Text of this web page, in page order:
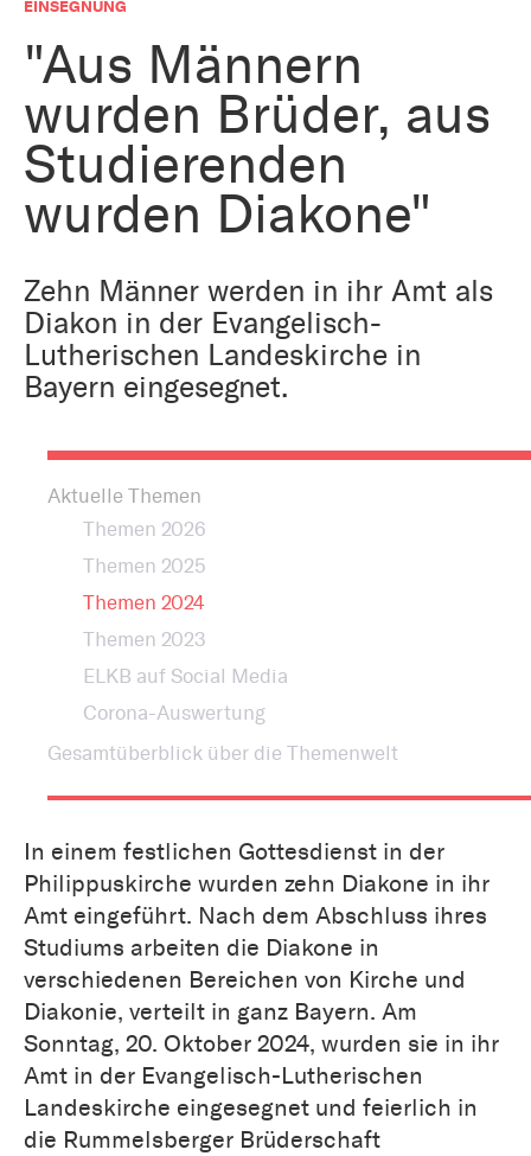
EINSEGNUNG
"Aus Männern
wurden Brüder, aus
Studierenden
wurden Diakone"
Zehn Männer werden in ihr Amt als
Diakon in der Evangelisch-
Lutherischen Landeskirche in
Bayern eingesegnet.
Aktuelle Themen
Themen 2026
Themen 2025
Themen 2024
Themen 2023
ELKB auf Social Media
Corona-Auswertung
Gesamtüberblick über die Themenwelt
In einem festlichen Gottesdienst in der
Philippuskirche wurden zehn Diakone in ihr
Amt eingeführt. Nach dem Abschluss ihres
Studiums arbeiten die Diakone in
verschiedenen Bereichen von Kirche und
Diakonie, verteilt in ganz Bayern. Am
Sonntag, 20. Oktober 2024, wurden sie in ihr
Amt in der Evangelisch-Lutherischen
Landeskirche eingesegnet und feierlich in
die Rummelsberger Brüderschaft
Kirche und Geld
Reformprozess PUK
Arbeiten bei der Kirche
Kirchenjahr
Ökumene
Religion in der Schule
Kunst
Aktiv gegen Missbrauch
Bildung und Gesellschaft
Tourismus
Weltanschauungsfragen
Gegen Rechtsextremismus